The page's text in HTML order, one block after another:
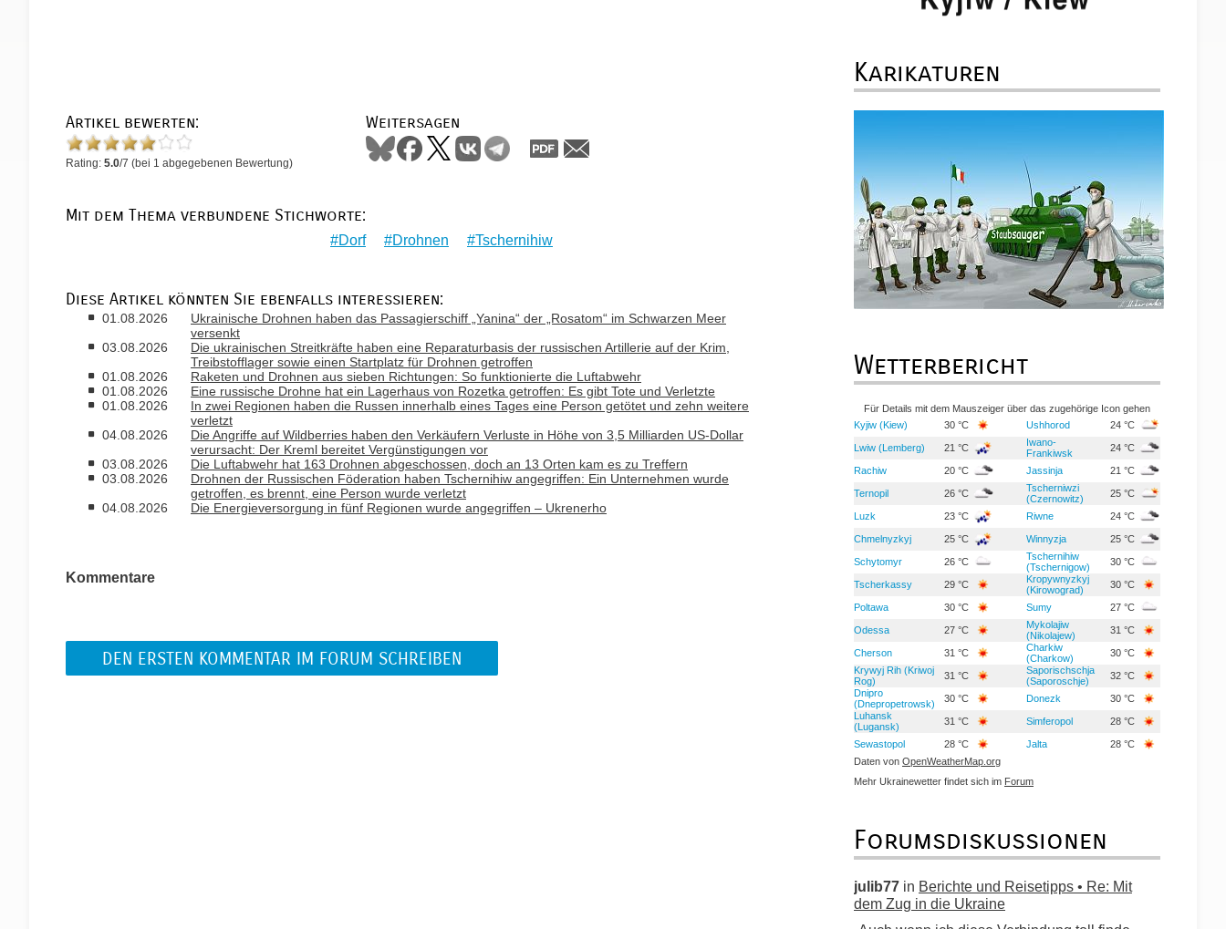
Artikel bewerten:
Rating: 5.0/7 (bei 1 abgegebenen Bewertung)
Weitersagen
Mit dem Thema verbundene Stichworte:
Dorf Drohnen Tschernihiw
Diese Artikel könnten Sie ebenfalls interessieren:
01.08.2026
Ukrainische Drohnen haben das Passagierschiff „Yanina“ der „Rosatom“ im Schwarzen Meer
versenkt
03.08.2026
Die ukrainischen Streitkräfte haben eine Reparaturbasis der russischen Artillerie auf der Krim,
Treibstofflager sowie einen Startplatz für Drohnen getroffen
01.08.2026
Raketen und Drohnen aus sieben Richtungen: So funktionierte die Luftabwehr
01.08.2026
Eine russische Drohne hat ein Lagerhaus von Rozetka getroffen: Es gibt Tote und Verletzte
01.08.2026
In zwei Regionen haben die Russen innerhalb eines Tages eine Person getötet und zehn weitere
verletzt
04.08.2026
Die Angriffe auf Wildberries haben den Verkäufern Verluste in Höhe von 3,5 Milliarden US-Dollar
verursacht: Der Kreml bereitet Vergünstigungen vor
03.08.2026
Die Luftabwehr hat 163 Drohnen abgeschossen, doch an 13 Orten kam es zu Treffern
03.08.2026
Drohnen der Russischen Föderation haben Tschernihiw angegriffen: Ein Unternehmen wurde
getroffen, es brennt, eine Person wurde verletzt
04.08.2026
Die Energieversorgung in fünf Regionen wurde angegriffen – Ukrenerho
Kommentare
DEN ERSTEN KOMMENTAR IM FORUM SCHREIBEN
Karikaturen
Wetterbericht
Für Details mit dem Mauszeiger über das zugehörige Icon gehen
Kyjiw (Kiew)
30 °C Ushhorod 24 °C
Lwiw (Lemberg) 21 °C
Iwano-
Frankiwsk
24 °C
Rachiw 20 °C Jassinja 21 °C
Ternopil 26 °C
Tscherniwzi
(Czernowitz)
25 °C
Luzk 23 °C Riwne 24 °C
Chmelnyzkyj 25 °C Winnyzja 25 °C
Schytomyr 26 °C
Tschernihiw
(Tschernigow)
30 °C
Tscherkassy 29 °C
Kropywnyzkyj
(Kirowograd)
30 °C
Poltawa 30 °C Sumy 27 °C
Odessa 27 °C
Mykolajiw
(Nikolajew)
31 °C
Cherson 31 °C
Charkiw
(Charkow)
30 °C
Krywyj Rih (Kriwoj
Rog)
31 °C
Saporischschja
(Saporoschje)
32 °C
Dnipro
(Dnepropetrowsk)
30 °C Donezk
30 °C
Luhansk
(Lugansk)
31 °C Simferopol 28 °C
Sewastopol 28 °C Jalta
28 °C
Daten von OpenWeatherMap.org
Mehr Ukrainewetter findet sich im Forum
Forumsdiskussionen
julib77 in Berichte und Reisetipps • Re: Mit
dem Zug in die Ukraine